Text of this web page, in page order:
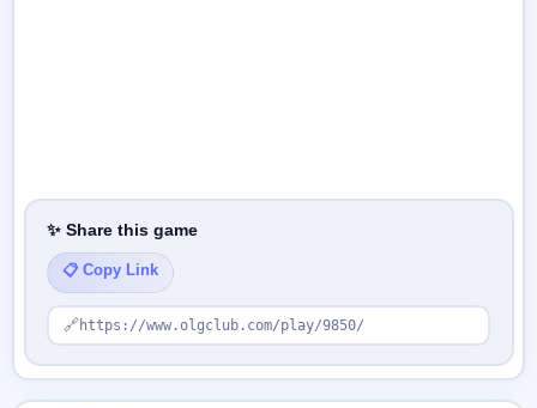
✨ Share this game
📋 Copy Link
🔗 https://www.olgclub.com/play/9850/